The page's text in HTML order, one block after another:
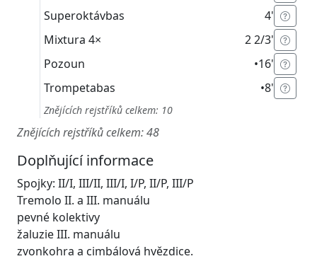
Superoktávbas
4'
Mixtura 4×
2 2/3'
Pozoun
•16'
Trompetabas
•8'
Znějících rejstříků celkem: 10
Znějících rejstříků celkem: 48
Doplňující informace
Spojky: II/I, III/II, III/I, I/P, II/P, III/P
Tremolo II. a III. manuálu
pevné kolektivy
žaluzie III. manuálu
zvonkohra a cimbálová hvězdice.